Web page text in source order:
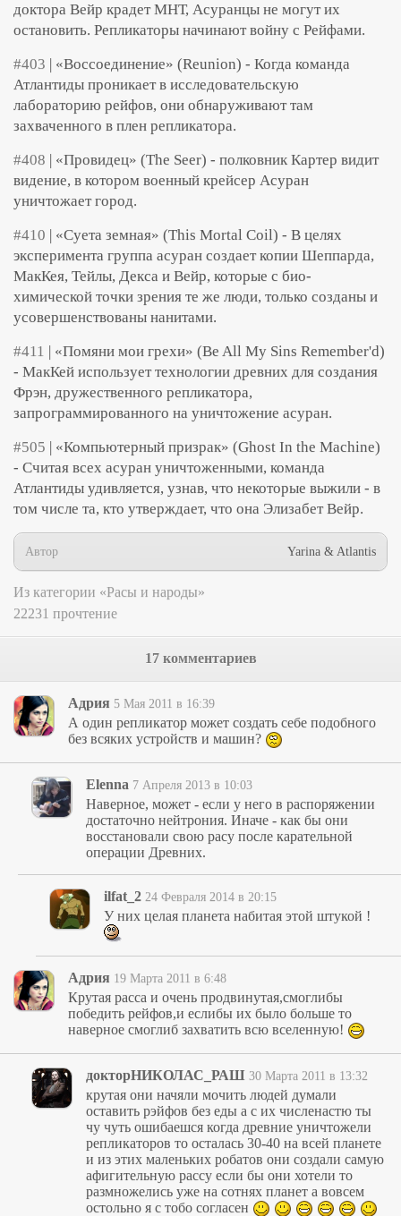
доктора Вейр крадет МНТ, Асуранцы не могут их
остановить. Репликаторы начинают войну с Рейфами.
#403 | «Воссоединение» (Reunion) - Когда команда
Атлантиды проникает в исследовательскую
лабораторию рейфов, они обнаруживают там
захваченного в плен репликатора.
#408 | «Провидец» (The Seer) - полковник Картер видит
видение, в котором военный крейсер Асуран
уничтожает город.
#410 | «Суета земная» (This Mortal Coil) - В целях
эксперимента группа асуран создает копии Шеппарда,
МакКея, Тейлы, Декса и Вейр, которые с био-
химической точки зрения те же люди, только созданы и
усовершенствованы нанитами.
#411 | «Помяни мои грехи» (Be All My Sins Remember'd)
- МакКей использует технологии древних для создания
Фрэн, дружественного репликатора,
запрограммированного на уничтожение асуран.
#505 | «Компьютерный призрак» (Ghost In the Machine)
- Считая всех асуран уничтоженными, команда
Атлантиды удивляется, узнав, что некоторые выжили - в
том числе та, кто утверждает, что она Элизабет Вейр.
Автор Yarina & Atlantis
Из категории «Расы и народы»
22231 прочтение
17 комментариев
Адрия 5 Мая 2011 в 16:39
А один репликатор может создать себе подобного
без всяких устройств и машин?
Elenna 7 Апреля 2013 в 10:03
Наверное, может - если у него в распоряжении
достаточно нейтрония. Иначе - как бы они
восстановали свою расу после карательной
операции Древних.
ilfat_2 24 Февраля 2014 в 20:15
У них целая планета набитая этой штукой !
Адрия 19 Марта 2011 в 6:48
Крутая расса и очень продвинутая,смоглибы
победить рейфов,и еслибы их было больше то
наверное смоглиб захватить всю вселенную!
докторНИКОЛАС_РАШ 30 Марта 2011 в 13:32
крутая они начяли мочить людей думали
оставить рэйфов без еды а с их численастю ты
чу чуть ошибаешся когда древние уничтожели
репликаторов то осталась 30-40 на всей планете
и из этих маленьких робатов они создали самую
афигительную рассу если бы они хотели то
размножелись уже на сотнях планет а вовсем
остольно я с тобо согласен